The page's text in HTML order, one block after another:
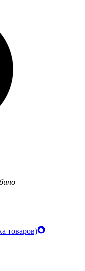
товаров)